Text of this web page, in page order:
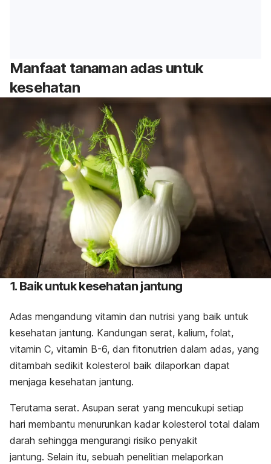
Manfaat tanaman adas untuk
kesehatan
1. Baik untuk kesehatan jantung
Adas mengandung vitamin dan nutrisi yang baik untuk
kesehatan jantung. Kandungan serat, kalium, folat,
vitamin C, vitamin B-6, dan fitonutrien dalam adas, yang
ditambah sedikit kolesterol baik dilaporkan dapat
menjaga kesehatan jantung.
Terutama serat. Asupan serat yang mencukupi setiap
hari membantu menurunkan kadar kolesterol total dalam
darah sehingga mengurangi risiko penyakit
jantung. Selain itu, sebuah penelitian melaporkan